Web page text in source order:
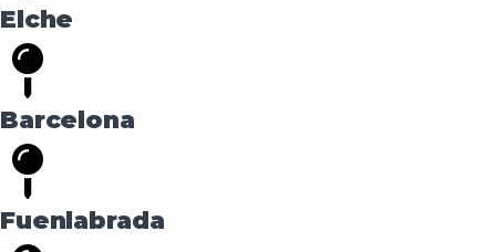
Elche
Barcelona
Fuenlabrada